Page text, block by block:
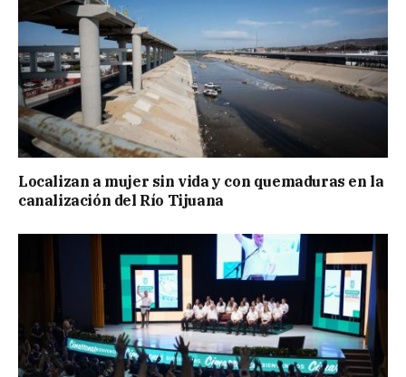
Localizan a mujer sin vida y con quemaduras en la
canalización del Río Tijuana